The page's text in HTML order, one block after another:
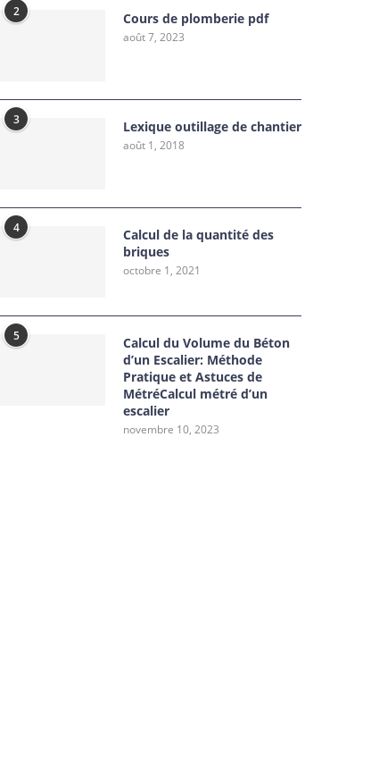
2 Cours de plomberie pdf
août 7, 2023
3 Lexique outillage de chantier
août 1, 2018
4
Calcul de la quantité des
briques
octobre 1, 2021
5
Calcul du Volume du Béton
d’un Escalier: Méthode
Pratique et Astuces de
MétréCalcul métré d’un
escalier
novembre 10, 2023